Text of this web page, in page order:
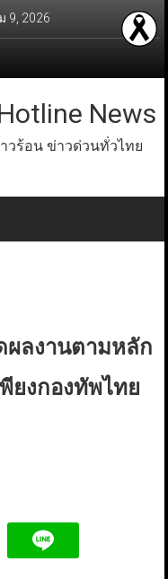
9, 2026
News
วร้อน ข่าวด่วนทั่วไทย
ผลงานตามหลัก
ยงกองทัพไทย